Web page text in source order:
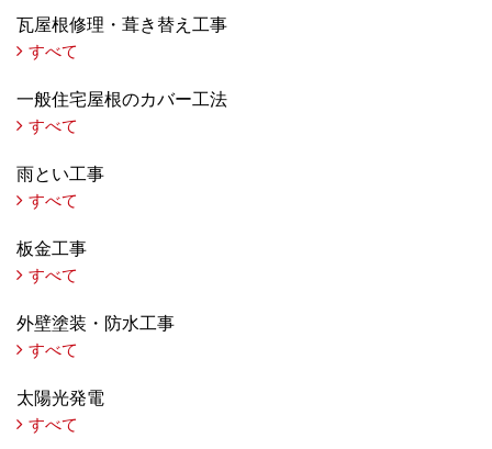
瓦屋根修理・葺き替え工事
すべて
一般住宅屋根のカバー工法
すべて
雨とい工事
すべて
板金工事
すべて
外壁塗装・防水工事
すべて
太陽光発電
すべて